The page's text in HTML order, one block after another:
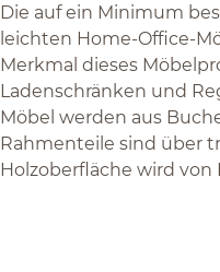
Die auf ein Minimum
leichten Home-Office-
Merkmal dieses
Ladenschränken und
Möbel werden aus
Rahmenteile sind über
Holzoberfläche wird